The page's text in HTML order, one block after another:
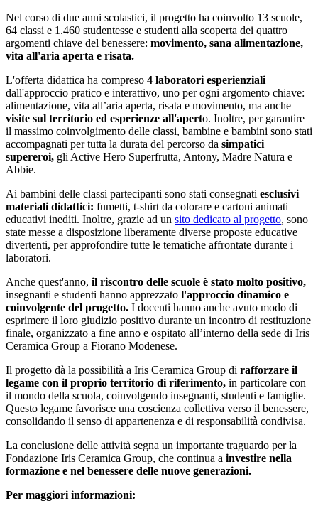
Nel corso di due anni scolastici, il progetto ha coinvolto 13 scuole,
64 classi e 1.460 studentesse e studenti alla scoperta dei quattro
argomenti chiave del benessere: movimento, sana alimentazione,
vita all'aria aperta e risata.
L'offerta didattica ha compreso 4 laboratori esperienziali
dall'approccio pratico e interattivo, uno per ogni argomento chiave:
alimentazione, vita all’aria aperta, risata e movimento, ma anche
visite sul territorio ed esperienze all'aperto. Inoltre, per garantire
il massimo coinvolgimento delle classi, bambine e bambini sono stati
accompagnati per tutta la durata del percorso da simpatici
supereroi, gli Active Hero Superfrutta, Antony, Madre Natura e
Abbie.
Ai bambini delle classi partecipanti sono stati consegnati esclusivi
materiali didattici: fumetti, t-shirt da colorare e cartoni animati
educativi inediti. Inoltre, grazie ad un sito dedicato al progetto, sono
state messe a disposizione liberamente diverse proposte educative
divertenti, per approfondire tutte le tematiche affrontate durante i
laboratori.
Anche quest'anno, il riscontro delle scuole è stato molto positivo,
insegnanti e studenti hanno apprezzato l'approccio dinamico e
coinvolgente del progetto. I docenti hanno anche avuto modo di
esprimere il loro giudizio positivo durante un incontro di restituzione
finale, organizzato a fine anno e ospitato all’interno della sede di Iris
Ceramica Group a Fiorano Modenese.
Il progetto dà la possibilità a Iris Ceramica Group di rafforzare il
legame con il proprio territorio di riferimento, in particolare con
il mondo della scuola, coinvolgendo insegnanti, studenti e famiglie.
Questo legame favorisce una coscienza collettiva verso il benessere,
consolidando il senso di appartenenza e di responsabilità condivisa.
La conclusione delle attività segna un importante traguardo per la
Fondazione Iris Ceramica Group, che continua a investire nella
formazione e nel benessere delle nuove generazioni.
Per maggiori informazioni: